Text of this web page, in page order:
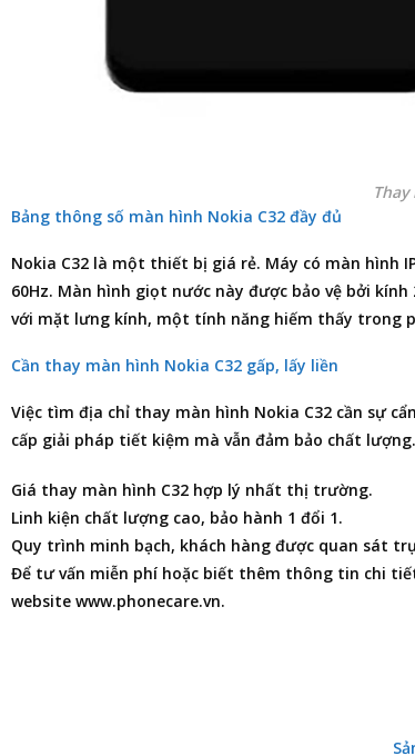
Bảng thông số màn hình Nokia C32 đầy đủ
Nokia C32 là một thiết bị giá rẻ. Máy có màn hình
60Hz. Màn hình giọt nước này được bảo vệ bởi
với mặt lưng kính, một tính năng hiếm thấy trong
Cần thay màn hình Nokia C32 gấp, lấy liền
Việc tìm địa chỉ thay màn hình Nokia C32 cần sự
cấp giải pháp tiết kiệm mà vẫn đảm bảo chất
Giá thay màn hình C32 hợp lý nhất thị trường.
Linh kiện chất lượng cao, bảo hành 1 đổi 1.
Quy trình minh bạch, khách hàng được quan sát
Để tư vấn miễn phí hoặc biết thêm thông tin chi
website www.phonecare.vn.